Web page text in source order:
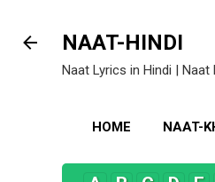
NAAT-HINDI
Naat Lyrics in Hindi | Naat
HOME NAAT-